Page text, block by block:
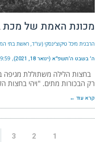
מכונת האמת של מכת
הרבנית מיכל טיקוצ'ינסקי (עו"ד, ראשת
ה׳ בשבט ה׳תשפ״א (ינואר 18, 2021) 9:59 am
בחצות הלילה משתוללת
רק הבכורות מתים. "ויהי בחצות
קרא עוד ←
1
2
3